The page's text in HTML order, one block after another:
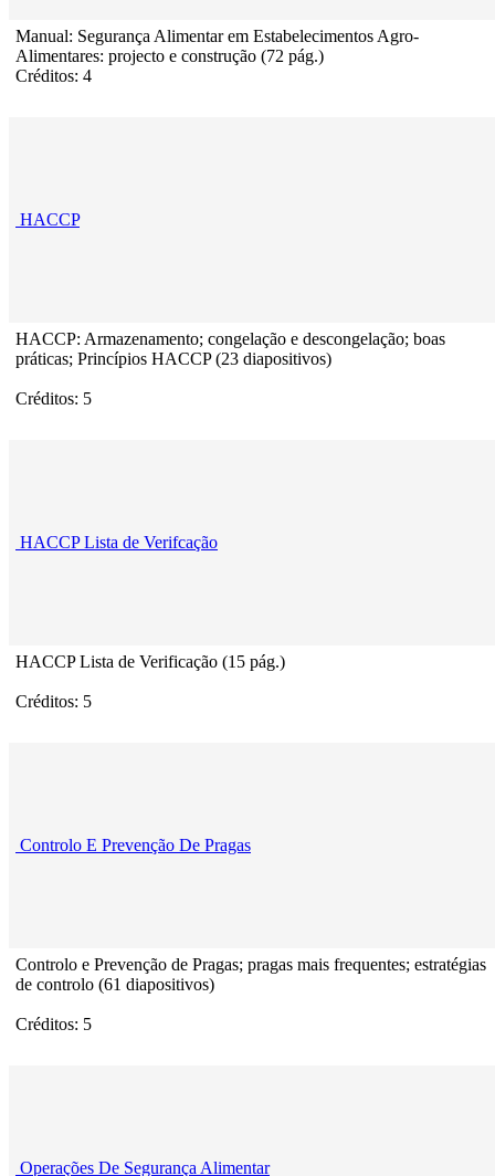
Manual: Segurança Alimentar em Estabelecimentos Agro-
Alimentares: projecto e construção (72 pág.)
Créditos: 4
HACCP
HACCP: Armazenamento; congelação e descongelação; boas
práticas; Princípios HACCP (23 diapositivos)
Créditos: 5
HACCP Lista de Verifcação
HACCP Lista de Verificação (15 pág.)
Créditos: 5
Controlo E Prevenção De Pragas
Controlo e Prevenção de Pragas; pragas mais frequentes; estratégias
de controlo (61 diapositivos)
Créditos: 5
Operações De Segurança Alimentar